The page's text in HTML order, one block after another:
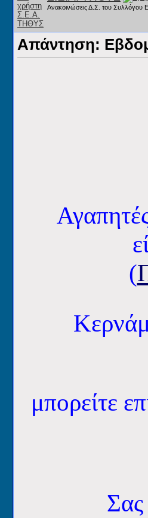
Ανακοινώσεις Δ.Σ. του
Απάντηση:
(
μπορείτε